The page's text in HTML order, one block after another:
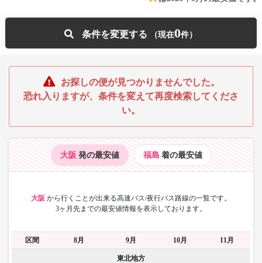
条件を変更する 0
お探しの便が見つかりませんでした。
恐れ入りますが、条件を変えて再度検索してくださ
い。
大阪 発の最安値 福島 着の最安値
大阪 から行くことが出来る高速バス/夜行バス路線の一覧です。
3ヶ月先までの最安値情報を表示しております。
区間 8月 9月 10月 11月
東北地方